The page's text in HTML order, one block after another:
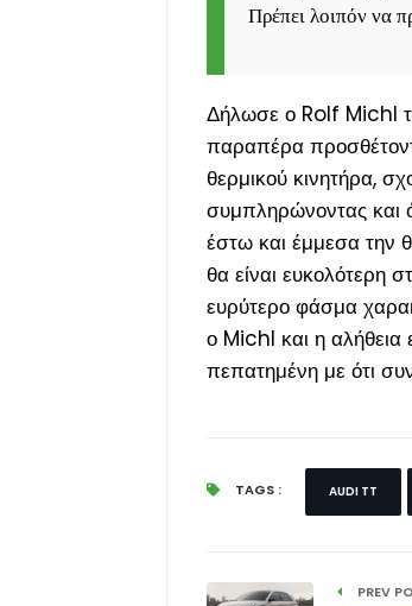
Πρέπει λοιπόν να
Δήλωσε ο Rolf Michl
παραπέρα
θερμικού κινητήρα,
συμπληρώνοντας και
έστω και έμμεσα την
θα είναι ευκολότερη
ευρύτερο φάσμα
ο Michl και η αλήθεια
πεπατημένη με ότι
TAGS : AUDI TT
PREV